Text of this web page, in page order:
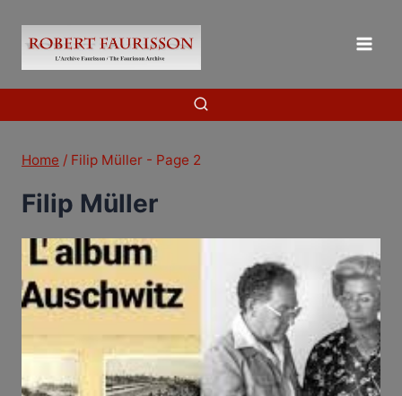
content
Home / Filip Müller - Page 2
Filip Müller